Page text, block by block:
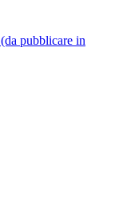
pubblicare in